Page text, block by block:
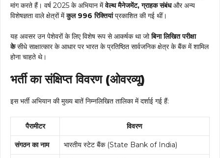
मांग करते हैं। वर्ष 2025 के अभियान मेंवेल्थ मैनेजमेंट, ग्राहक संबंधऔर अन्य
विशेषज्ञता वाले क्षेत्रों मेंकुल 996 रिक्तियांप्रकाशित की गई थीं।
यह अवसर उन पेशेवरों के लिए विशेष रूप से आकर्षक था जोबिना लिखित परीक्षा
केसीधे साक्षात्कार के आधार पर भारत के प्रतिष्ठित सार्वजनिक क्षेत्र के बैंक में शामिल
होना चाहते थे।
भर्ती का संक्षिप्त विवरण (ओवरव्यू)
इस भर्ती अभियान की मुख्य बातें निम्नलिखित तालिका में दर्शाई गई हैं:
पैरामीटर विवरण
संगठन का नाम भारतीय स्टेट बैंक (State Bank of India)